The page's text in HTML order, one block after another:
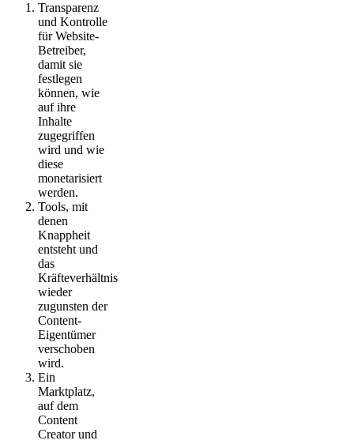
Transparenz
und Kontrolle
für Website-
Betreiber,
damit sie
festlegen
können, wie
auf ihre
Inhalte
zugegriffen
wird und wie
diese
monetarisiert
werden.
Tools, mit
denen
Knappheit
entsteht und
das
Kräfteverhältnis
wieder
zugunsten der
Content-
Eigentümer
verschoben
wird.
Ein
Marktplatz,
auf dem
Content
Creator und